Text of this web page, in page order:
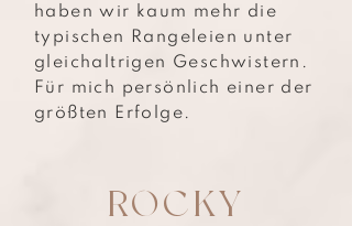
haben wir kaum mehr die
typischen Rangeleien unter
gleichaltrigen Geschwistern.
Für mich persönlich einer der
größten Erfolge.
ROCKY